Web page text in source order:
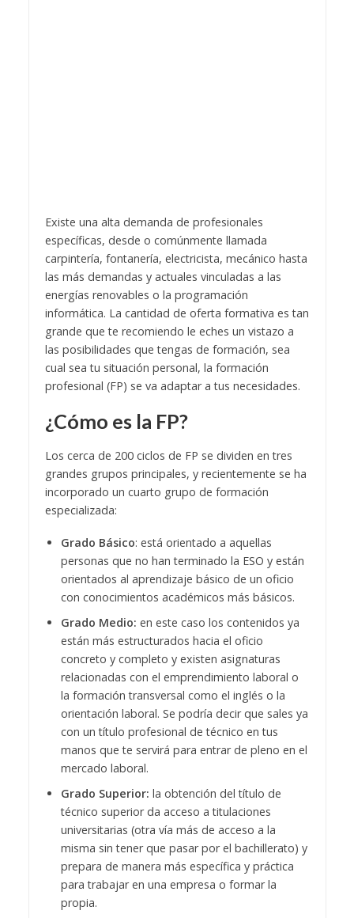
Existe una alta demanda de profesionales
específicas, desde o comúnmente llamada
carpintería, fontanería, electricista, mecánico hasta
las más demandas y actuales vinculadas a las
energías renovables o la programación
informática. La cantidad de oferta formativa es tan
grande que te recomiendo le eches un vistazo a
las posibilidades que tengas de formación, sea
cual sea tu situación personal, la formación
profesional (FP) se va adaptar a tus necesidades.
¿Cómo es la FP?
Los cerca de 200 ciclos de FP se dividen en tres
grandes grupos principales, y recientemente se ha
incorporado un cuarto grupo de formación
especializada:
Grado Básico: está orientado a aquellas
personas que no han terminado la ESO y están
orientados al aprendizaje básico de un oficio
con conocimientos académicos más básicos.
Grado Medio: en este caso los contenidos ya
están más estructurados hacia el oficio
concreto y completo y existen asignaturas
relacionadas con el emprendimiento laboral o
la formación transversal como el inglés o la
orientación laboral. Se podría decir que sales ya
con un título profesional de técnico en tus
manos que te servirá para entrar de pleno en el
mercado laboral.
Grado Superior: la obtención del título de
técnico superior da acceso a titulaciones
universitarias (otra vía más de acceso a la
misma sin tener que pasar por el bachillerato) y
prepara de manera más específica y práctica
para trabajar en una empresa o formar la
propia.